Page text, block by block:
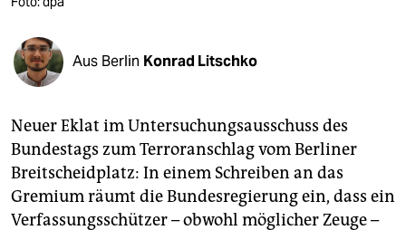
shop
fragen & hilfe
abo
genossenschaft
epaper login
Aus Berlin Konrad Litschko
Neuer Eklat im Untersuchungsausschuss des
Bundestags zum Terroranschlag vom Berliner
Breitscheidplatz: In einem Schreiben an das
Gremium räumt die Bundesregierung ein, dass ein
Verfassungsschützer – obwohl möglicher Zeuge –